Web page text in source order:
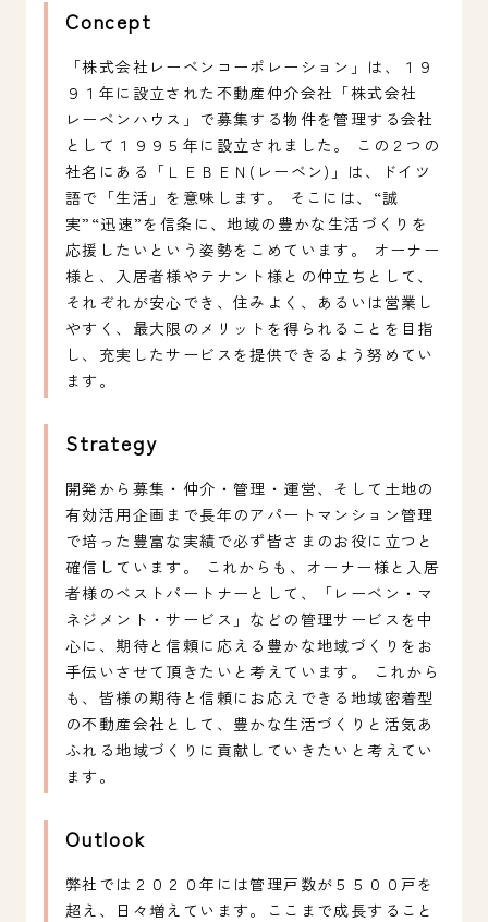
Concept
「株式会社レーベンコーポレーション」は、１９
９１年に設立された不動産仲介会社「株式会社
レーベンハウス」で募集する物件を管理する会社
として１９９５年に設立されました。 この２つの
社名にある「ＬＥＢＥＮ(レーベン)」は、ドイツ
語で「生活」を意味します。 そこには、“誠
実”“迅速”を信条に、地域の豊かな生活づくりを
応援したいという姿勢をこめています。 オーナー
様と、入居者様やテナント様との仲立ちとして、
それぞれが安心でき、住みよく、あるいは営業し
やすく、最大限のメリットを得られることを目指
し、充実したサービスを提供できるよう努めてい
ます。
Strategy
開発から募集・仲介・管理・運営、そして土地の
有効活用企画まで長年のアパートマンション管理
で培った豊富な実績で必ず皆さまのお役に立つと
確信しています。 これからも、オーナー様と入居
者様のベストパートナーとして、「レーベン・マ
ネジメント・サービス」などの管理サービスを中
心に、期待と信頼に応える豊かな地域づくりをお
手伝いさせて頂きたいと考えています。 これから
も、皆様の期待と信頼にお応えできる地域密着型
の不動産会社として、豊かな生活づくりと活気あ
ふれる地域づくりに貢献していきたいと考えてい
ます。
Outlook
弊社では２０２０年には管理戸数が５５００戸を
超え、日々増えています。ここまで成長すること